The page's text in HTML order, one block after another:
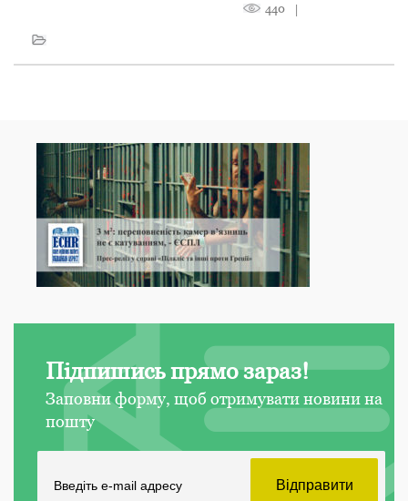
440 |
Підпишись прямо зараз!
Заповни форму, щоб отримувати новини на
пошту